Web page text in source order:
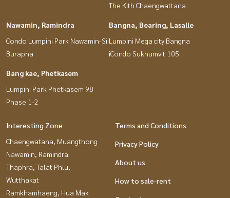
The Kith Chaengwattana
Nawamin, Ramindra
Condo Lumpini Park Nawamin-Si
Burapha
Bangna, Bearing, Lasalle
Lumpini Mega city Bangna
iCondo Sukhumvit 105
Bang kae, Phetkasem
Lumpini Park Phetkasem 98
Phase 1-2
Interesting Zone
Chaengwatana, Muangthong
Nawamin, Ramindra
Thaphra, Talat Phlu,
Wutthakat
Ramkhamhaeng, Hua Mak
Terms and Conditions
Privacy Policy
About us
How to sale-rent